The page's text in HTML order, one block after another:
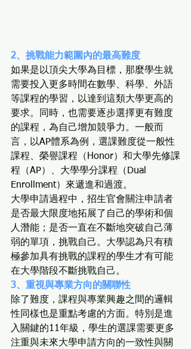
2、挑戰能力範圍內的最高難度
如果是以頂尖大學為目標，那麼學生就
需要投入更多時間在數學、科學、外語
等課程的學習，以達到這類大學更高的
要求。同時，也需要逐步選擇更有難度
的課程，為自己增加競爭力。一般而
言，以AP體系為例，選課難度從一般性
課程、榮譽課程（Honor）和大學先修課
程（AP）、大學學分課程（Dual
Enrollment）來遞進和過渡。
大學申請過程中，招生官會關注申請者
是否最大限度地拓展了自己的學術和個
人潛能；是否一直在不斷地突破自己薄
弱的單項，挑戰自己。大學認為只有積
極參加具有挑戰的課程的學生才有可能
在大學階段不斷挑戰自己。
3、重視與專業方向的關聯性
除了難度，課程與專業興趣之間的邏輯
性同樣也是重點考慮的方面。特別是進
入關鍵的11年級，學生的選課需要更多
注重與未來大學申請方向的一致性與關